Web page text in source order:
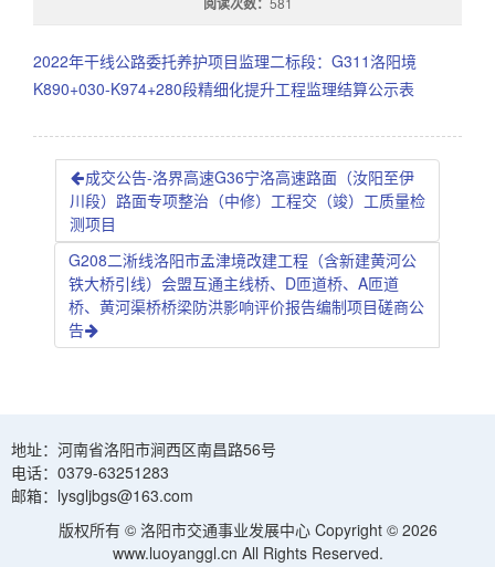
2022年干线公路委托养护项目监理二标段：G311洛阳境
K890+030-K974+280段精细化提升工程监理结算公示表
成交公告-洛界高速G36宁洛高速路面（汝阳至伊
川段）路面专项整治（中修）工程交（竣）工质量检
测项目
G208二淅线洛阳市孟津境改建工程（含新建黄河公
铁大桥引线）会盟互通主线桥、D匝道桥、A匝道
桥、黄河渠桥桥梁防洪影响评价报告编制项目磋商公
告
地址：河南省洛阳市涧西区南昌路56号
电话：0379-63251283
邮箱：lysgljbgs@163.com
版权所有 © 洛阳市交通事业发展中心 Copyright © 2026
www.luoyanggl.cn All Rights Reserved.